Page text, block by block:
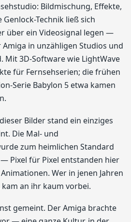
Bildmischung, Effekte,
Technik ließ sich
über ein Videosignal legen —
in unzähligen Studios und
Mit 3D-Software wie LightWave
für Fernsehserien; die frühen
Serie Babylon 5 etwa kamen
Bilder stand ein einziges
Die Mal- und
zum heimlichen Standard
Pixel für Pixel entstanden hier
Wer in jenen Jahren
an ihr kaum vorbei.
gemeint. Der Amiga brachte